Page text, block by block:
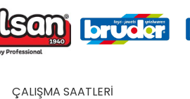
ÇALIŞMA SAATLERİ